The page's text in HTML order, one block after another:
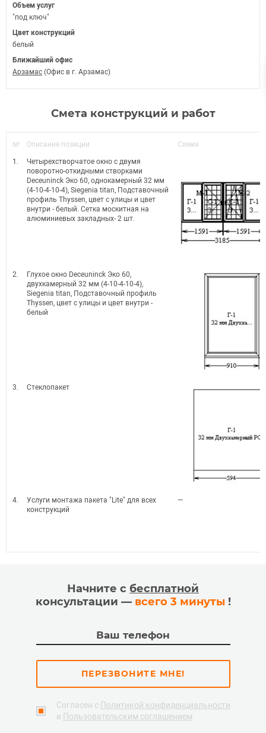
Объем услуг
"под ключ"
Цвет конструкций
белый
Ближайший офис
Арзамас (Офис в г. Арзамас)
Смета конструкций и работ
№ Описание позиции Схема
1.
Четырехстворчатое окно с двумя
поворотно-откидными створками
Deceuninck Эко 60, однокамерный 32 мм
(4-10-4-10-4), Siegenia titan, Подставочный
профиль Thyssen, цвет с улицы и цвет
внутри - белый. Сетка москитная на
алюминиевых закладных- 2 шт.
2.
Глухое окно Deceuninck Эко 60,
двухкамерный 32 мм (4-10-4-10-4),
Siegenia titan, Подставочный профиль
Thyssen, цвет с улицы и цвет внутри -
белый
3. Стеклопакет
4.
Услуги монтажа пакета "Lite" для всех
конструкций
—
Начните с бесплатной
консультации — всего 3 минуты!
ПЕРЕЗВОНИТЕ МНЕ!
Согласен с Политикой конфиденциальности
и Пользовательским соглашением